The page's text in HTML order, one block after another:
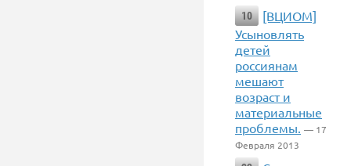
10
[ВЦИОМ]
Усыновлять
детей
россиянам
мешают
возраст и
материальные
проблемы. — 17
Февраля 2013